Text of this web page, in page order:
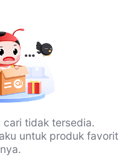
cari tidak tersedia.
untuk produk favorit